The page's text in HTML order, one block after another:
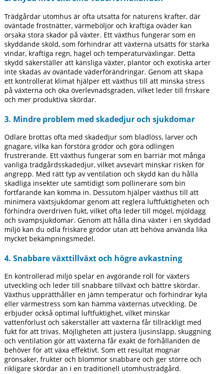
Trädgårdar utomhus är ofta utsatta för naturens krafter, där
oväntade frostnätter, värmeböljor och kraftiga oväder kan
orsaka stora skador på växter. Ett växthus fungerar som en
skyddande sköld, som förhindrar att växterna utsätts för starka
vindar, kraftiga regn, hagel och temperaturväxlingar. Detta
skydd säkerställer att känsliga växter, plantor och exotiska arter
inte skadas av oväntade väderförändringar. Genom att skapa
ett kontrollerat klimat hjälper ett växthus till att minska stress
på växterna och öka överlevnadsgraden, vilket leder till friskare
och mer produktiva skördar.
3. Mindre problem med skadedjur och sjukdomar
Odlare brottas ofta med skadedjur som bladlöss, larver och
gnagare, vilka kan förstöra grödor och göra odlingen
frustrerande. Ett växthus fungerar som en barriär mot många
vanliga trädgårdsskadedjur, vilket avsevärt minskar risken för
angrepp. Med rätt typ av ventilation och skydd kan du hålla
skadliga insekter ute samtidigt som pollinerare som bin
fortfarande kan komma in. Dessutom hjälper växthus till att
minimera växtsjukdomar genom att reglera luftfuktigheten och
förhindra överdriven fukt, vilket ofta leder till mögel, mjöldagg
och svampsjukdomar. Genom att hålla dina växter i en skyddad
miljö kan du odla friskare grödor utan att behöva använda lika
mycket bekämpningsmedel.
4. Snabbare växttillväxt och högre avkastning
En kontrollerad miljö spelar en avgörande roll för växters
utveckling och leder till snabbare tillväxt och bättre skördar.
Växthus upprätthåller en jämn temperatur och förhindrar kyla
eller värmestress som kan hämma växternas utveckling. De
erbjuder också optimal luftfuktighet, vilket minskar
vattenförlust och säkerställer att växterna får tillräckligt med
fukt för att trivas. Möjligheten att justera ljusinsläpp, skuggning
och ventilation gör att växterna får exakt de förhållanden de
behöver för att växa effektivt. Som ett resultat mognar
grönsaker, frukter och blommor snabbare och ger större och
rikligare skördar än i en traditionell utomhusträdgård.